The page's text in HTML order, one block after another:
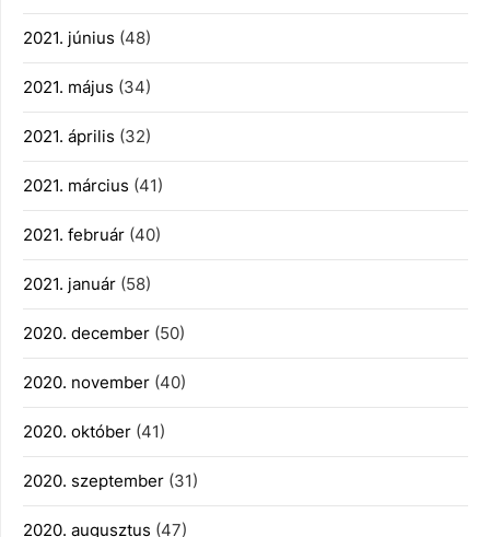
2021. június (48)
2021. május (34)
2021. április (32)
2021. március (41)
2021. február (40)
2021. január (58)
2020. december (50)
2020. november (40)
2020. október (41)
2020. szeptember (31)
2020. augusztus (47)